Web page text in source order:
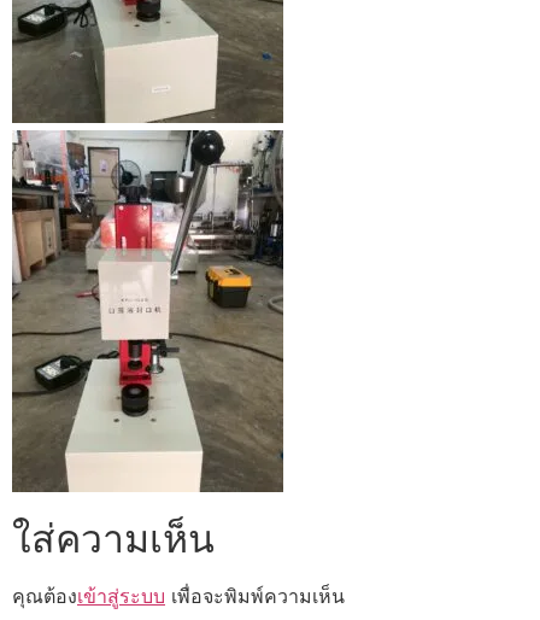
ใส่ความเห็น
คุณต้องเข้าสู่ระบบ เพื่อจะพิมพ์ความเห็น